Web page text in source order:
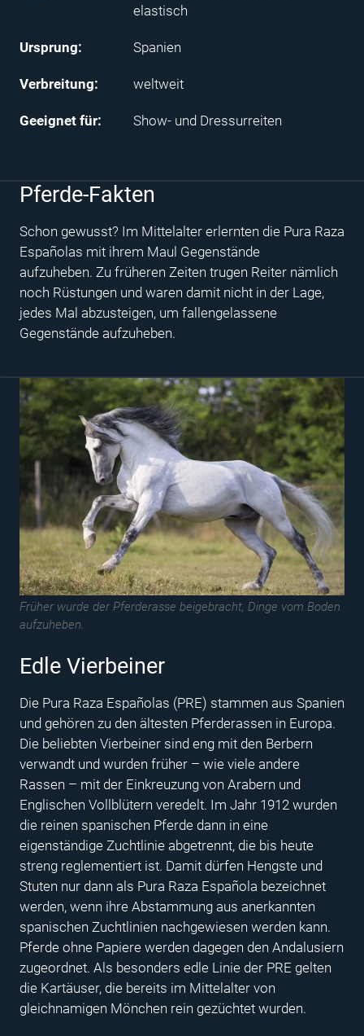
elastisch
Ursprung: Spanien
Verbreitung: weltweit
Geeignet für: Show- und Dressurreiten
Pferde-Fakten
Schon gewusst? Im Mittelalter erlernten die Pura Raza
Españolas mit ihrem Maul Gegenstände
aufzuheben. Zu früheren Zeiten trugen Reiter nämlich
noch Rüstungen und waren damit nicht in der Lage,
jedes Mal abzusteigen, um fallengelassene
Gegenstände aufzuheben.
Früher wurde der Pferderasse beigebracht, Dinge vom Boden
aufzuheben.
Edle Vierbeiner
Die Pura Raza Españolas (PRE) stammen aus Spanien
und gehören zu den ältesten Pferderassen in Europa.
Die beliebten Vierbeiner sind eng mit den Berbern
verwandt und wurden früher – wie viele andere
Rassen – mit der Einkreuzung von Arabern und
Englischen Vollblütern veredelt. Im Jahr 1912 wurden
die reinen spanischen Pferde dann in eine
eigenständige Zuchtlinie abgetrennt, die bis heute
streng reglementiert ist. Damit dürfen Hengste und
Stuten nur dann als Pura Raza Española bezeichnet
werden, wenn ihre Abstammung aus anerkannten
spanischen Zuchtlinien nachgewiesen werden kann.
Pferde ohne Papiere werden dagegen den Andalusiern
zugeordnet. Als besonders edle Linie der PRE gelten
die Kartäuser, die bereits im Mittelalter von
gleichnamigen Mönchen rein gezüchtet wurden.